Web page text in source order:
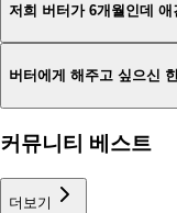
저희 버터가 6개월인데
버터에게 해주고 싶으신
커뮤니티 베스트
더보기